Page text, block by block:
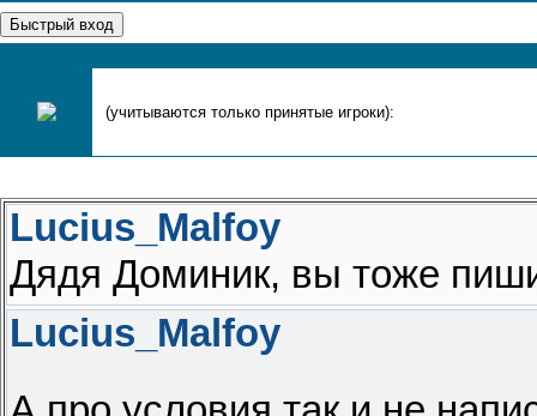
(учитываются только принятые игроки):